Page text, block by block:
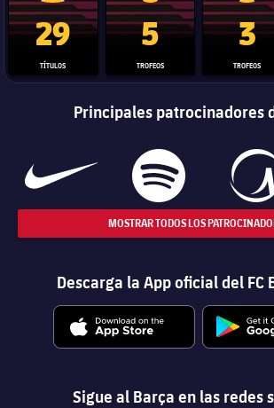
Trofeo de La Liga
29
TÍTULOS
Trofeo de la Liga de
5
TROFEOS
3
TROFEOS
Principales patrocinadores
MOSTRAR TODOS LOS
Descarga la App oficial del FC
Sigue al Barça en las redes